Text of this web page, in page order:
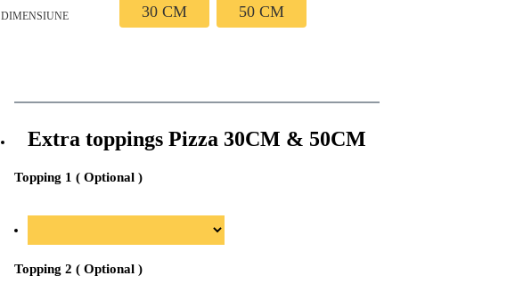
37.00 lei
DIMENSIUNE 30 CM 50 CM
Extra toppings Pizza 30CM & 50CM
Topping 1 ( Optional )
Topping 2 ( Optional )